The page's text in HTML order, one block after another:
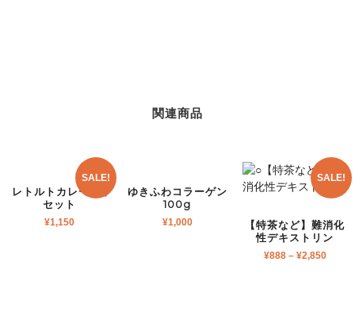
関連商品
SALE!
レトルトカレー4個
セット
¥1,150
ゆきふわコラーゲン
100g
¥1,000
SALE!
【特茶など】難消化
性デキストリン
¥888– ¥2,850